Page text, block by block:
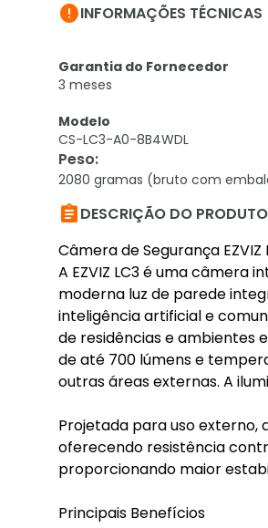
INFORMAÇÕES TÉCNICAS
Garantia do Fornecedor
3 meses
Modelo
CS-LC3-A0-8B4WDL
Peso:
2080 gramas (bruto com
DESCRIÇÃO DO PRODUTO
Câmera de Segurança
A EZVIZ LC3 é uma
moderna luz de parede
inteligência artificial e
de residências e ambientes
de até 700 lúmens e
outras áreas externas. A
Projetada para uso externo,
oferecendo resistência
proporcionando maior
Principais Benefícios